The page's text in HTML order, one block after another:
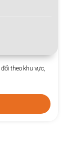
theo khu vực,